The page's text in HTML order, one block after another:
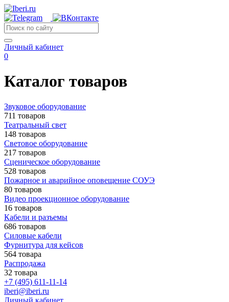
Личный кабинет
0
Каталог товаров
Звуковое оборудование
711 товаров
Театральный свет
148 товаров
Световое оборудование
217 товаров
Сценическое оборудование
528 товаров
Пожарное и аварийное оповещение СОУЭ
80 товаров
Видео проекционное оборудование
16 товаров
Кабели и разъемы
686 товаров
Силовые кабели
Фурнитура для кейсов
564 товара
Распродажа
32 товара
+7 (495) 611-11-14
iberi@iberi.ru
Личный кабинет